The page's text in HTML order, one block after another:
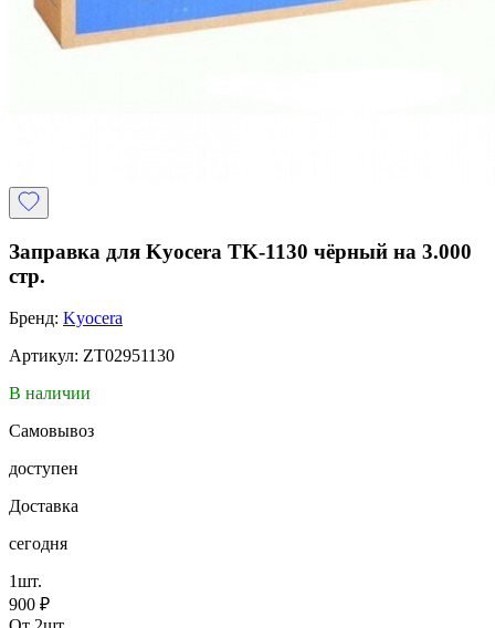
Заправка для Kyocera TK-1130 чёрный на 3.000
стр.
Бренд: Kyocera
Артикул: ZТ02951130
В наличии
Самовывоз
доступен
Доставка
сегодня
1шт.
900 ₽